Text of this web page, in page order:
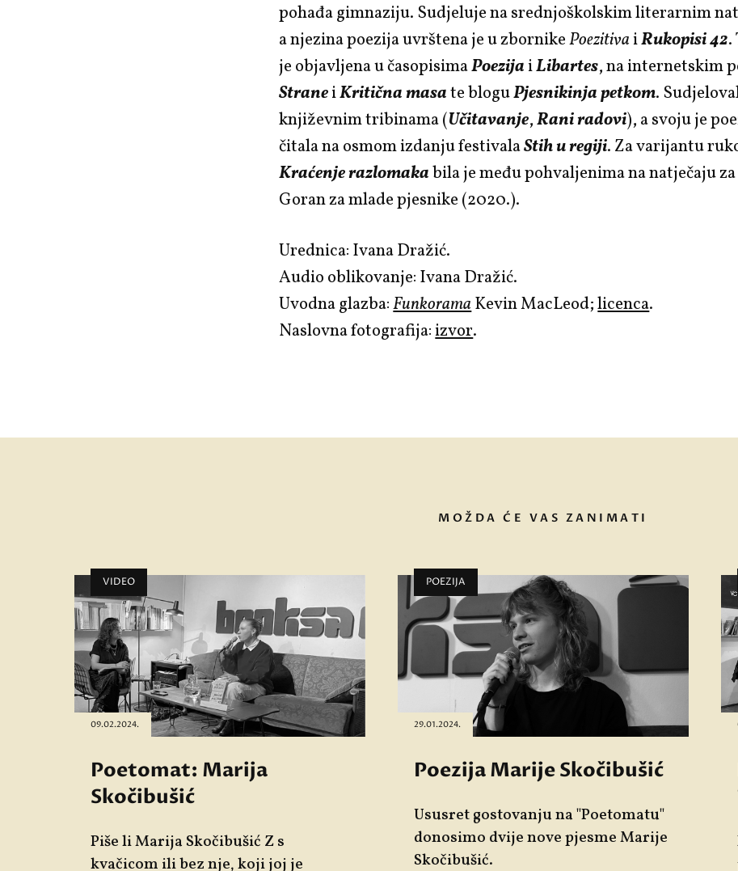
pohađa gimnaziju. Sudjeluje na srednjoškolskim literarnim
a njezina poezija uvrštena je u zbornikePoezitivaiRukopisi 42.
je objavljena u časopisimaPoezija iLibartes, na internetskim
StraneiKritična masate bloguPjesnikinja petkom.
književnim tribinama (Učitavanje,Rani radovi), a svoju je
čitala na osmom izdanju festivalaStih u regiji. Za varijantu
Kraćenje razlomakabila je među pohvaljenima na natječaju
Goran za mlade pjesnike (2020.).
Urednica: Ivana Dražić.
Audio oblikovanje: Ivana Dražić.
Uvodna glazba:FunkoramaKevin MacLeod;licenca.
Naslovna fotografija:izvor.
MOŽDA ĆE VAS ZANIMATI
VIDEO
09.02.2024.
Poetomat: Marija
Skočibušić
Piše liMarija Skočibušić Z s
kvačicom ili bez nje, koji joj je
POEZIJA
29.01.2024.
Poezija Marije Skočibušić
Ususret gostovanju na "Poetomatu"
donosimo dvije nove pjesme Marije
Skočibušić.